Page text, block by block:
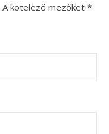
A kötelező mezőket *